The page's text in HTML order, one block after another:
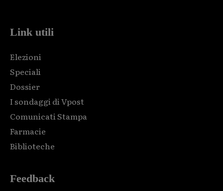
Link utili
Elezioni
Speciali
Dossier
I sondaggi di Vpost
Comunicati Stampa
Farmacie
Biblioteche
Feedback